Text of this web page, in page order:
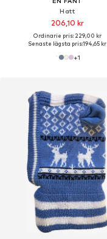
Hatt
206,10 kr
Ordinarie pris: 229,00 kr
Senaste lägsta pris:194,65 kr
+1